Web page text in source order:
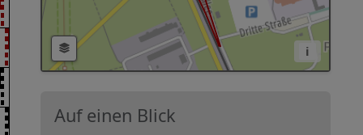
i
Auf einen Blick